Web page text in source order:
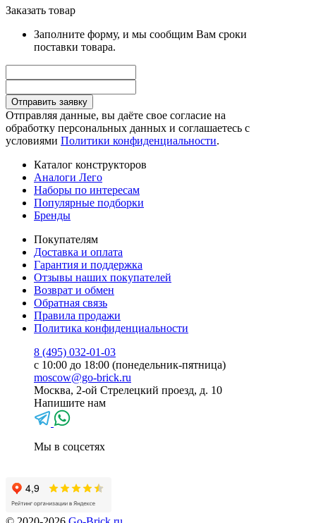
Заказать товар
Заполните форму, и мы сообщим Вам сроки
поставки товара.
Отправить заявку
Отправляя данные, вы даёте свое согласие на
обработку персональных данных и соглашаетесь с
условиями Политики конфиденциальности.
Каталог конструкторов
Аналоги Лего
Наборы по интересам
Популярные подборки
Бренды
Покупателям
Доставка и оплата
Гарантия и поддержка
Отзывы наших покупателей
Возврат и обмен
Обратная связь
Правила продажи
Политика конфиденциальности
8 (495) 032-01-03
с 10:00 до 18:00 (понедельник-пятница)
moscow@go-brick.ru
Москва, 2-ой Стрелецкий проезд, д. 10
Напишите нам
Мы в соцсетях